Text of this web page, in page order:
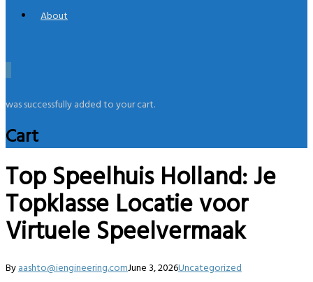
About
was successfully added to your cart.
Cart
Top Speelhuis Holland: Je
Topklasse Locatie voor
Virtuele Speelvermaak
Byaashto@iengineering.comJune 3, 2026Uncategorized